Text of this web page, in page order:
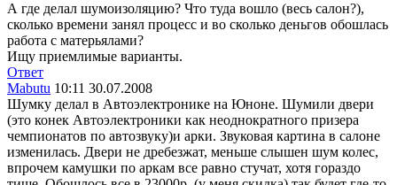
А где делал шумоизоляцию? Что туда вошло (весь салон?),
сколько времени занял процесс и во сколько деньгов обошлась
работа с матерьялами?
Ищу приемлимые варианты.
Ответ
Mabutu 10:11 30.07.2008
Шумку делал в Автоэлектронике на Юноне. Шумили двери
(это конек Автоэлектроники как неоднократного призера
чемпионатов по автозвуку)и арки. Звуковая картина в салоне
изменилась. Двери не дребезжат, меньше слышен шум колес,
впрочем камушки по аркам все равно стучат, хотя гораздо